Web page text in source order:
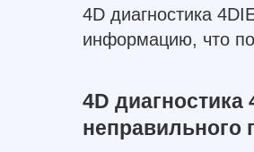
4D диагностика
информацию, что
4D
неправильного